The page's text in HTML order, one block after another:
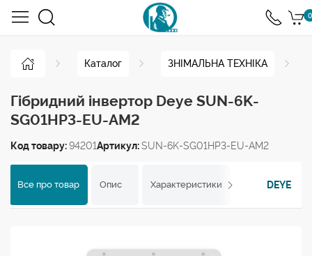
0
Каталог ЗНІМАЛЬНА ТЕХНІКА
Гібридний інвертор Deye SUN-6K-
SG01HP3-EU-AM2
Код товару:94201Артикул:SUN-6K-SG01HP3-EU-AM2
Все про товар Опис Характеристики ВідгукиDEYE